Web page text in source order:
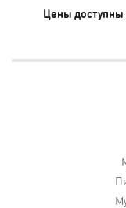
Цены доступны